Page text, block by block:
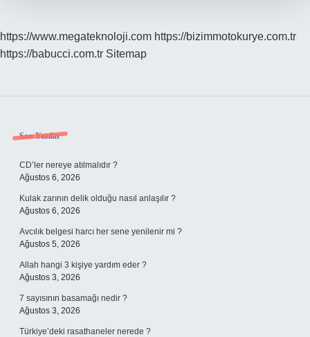
https://www.megateknoloji.com https://bizimmotokurye.com.tr
https://babucci.com.tr Sitemap
Sidebar
Son Yazılar
CD’ler nereye atılmalıdır ?
Ağustos 6, 2026
Kulak zarının delik olduğu nasıl anlaşılır ?
Ağustos 6, 2026
Avcılık belgesi harcı her sene yenilenir mi ?
Ağustos 5, 2026
Allah hangi 3 kişiye yardım eder ?
Ağustos 3, 2026
7 sayısının basamağı nedir ?
Ağustos 3, 2026
Türkiye’deki rasathaneler nerede ?